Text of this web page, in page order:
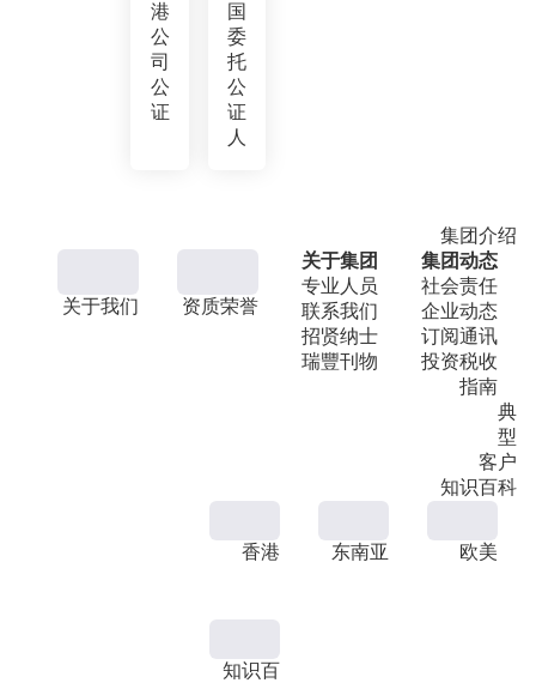
港
公
司
公
证
国
委
托
公
证
人
集团介绍
关于我们 资质荣誉
关于集团
专业人员
联系我们
招贤纳士
瑞豐刊物
集团动态
社会责任
企业动态
订阅通讯
投资税收
指南
典
型
客户
知识百科
香港 东南亚 欧美
知识百